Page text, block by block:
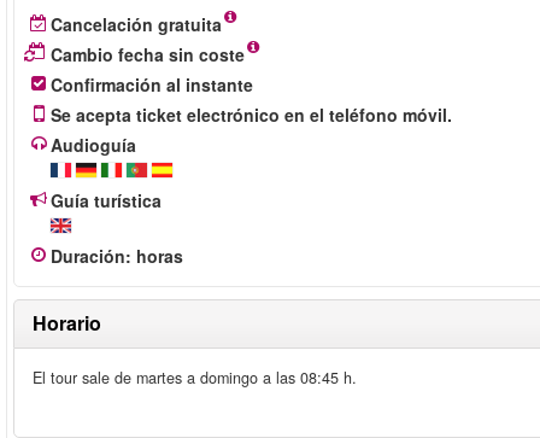
Cancelación gratuita
Cambio fecha sin coste
Confirmación al instante
Se acepta ticket electrónico en el teléfono móvil.
Audioguía
Guía turística
Duración: horas
Horario
El tour sale de martes a domingo a las 08:45 h.